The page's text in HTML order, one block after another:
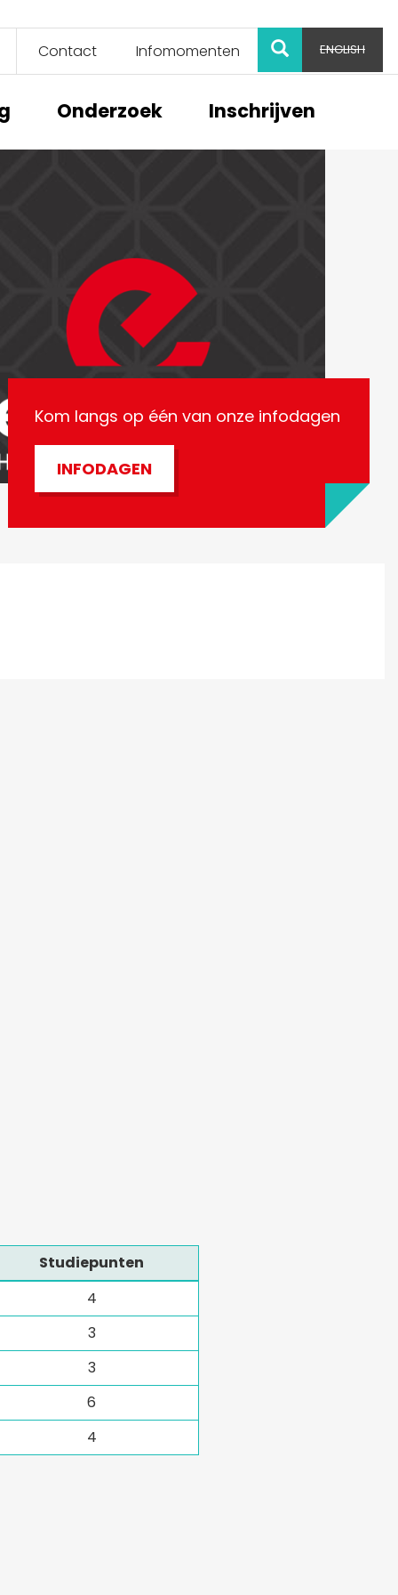
Contact Infomomenten ZOEK ENGLISH
Onderzoek Inschrijven
Kom langs op één van onze infodagen
INFODAGEN
Studiepunten
4
3
3
6
4